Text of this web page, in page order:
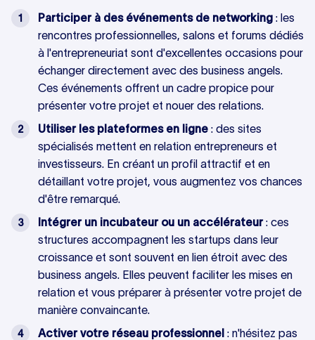
Participer à des événements de networking : les
rencontres professionnelles, salons et forums dédiés
à l'entrepreneuriat sont d'excellentes occasions pour
échanger directement avec des business angels.
Ces événements offrent un cadre propice pour
présenter votre projet et nouer des relations.
Utiliser les plateformes en ligne : des sites
spécialisés mettent en relation entrepreneurs et
investisseurs. En créant un profil attractif et en
détaillant votre projet, vous augmentez vos chances
d'être remarqué.
Intégrer un incubateur ou un accélérateur: ces
structures accompagnent les startups dans leur
croissance et sont souvent en lien étroit avec des
business angels. Elles peuvent faciliter les mises en
relation et vous préparer à présenter votre projet de
manière convaincante.
Activer votre réseau professionnel : n'hésitez pas